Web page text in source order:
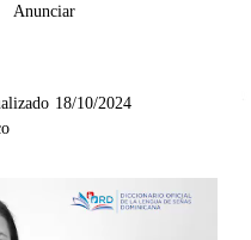
Anunciar
18/10/2024